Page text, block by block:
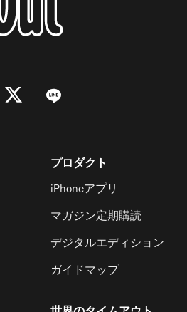
プロダクト
iPhoneアプリ
マガジン定期購読
デジタルエディション
ガイドマップ